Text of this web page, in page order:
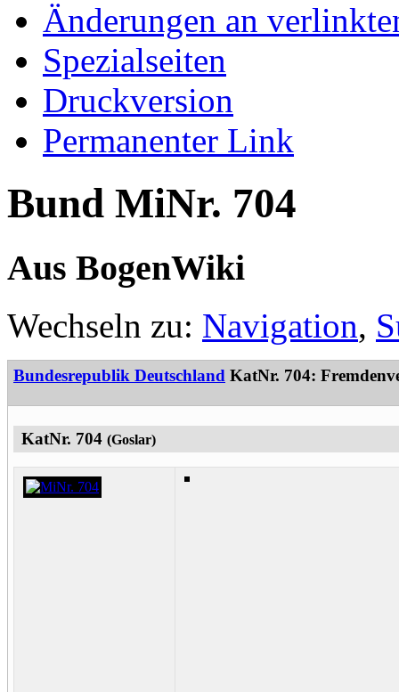
Änderungen an
Spezialseiten
Druckversion
Permanenter Link
Bund MiNr. 704
Aus BogenWiki
Wechseln zu: Navigation,
Bundesrepublik Deutschland KatNr. 704:
KatNr. 704 (Goslar)